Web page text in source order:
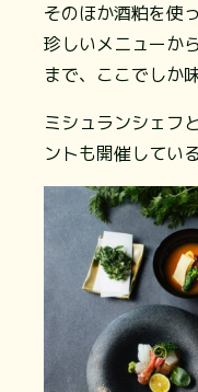
そのほか酒粕を使
珍しいメニューか
まで、ここでしか
ミシュランシェフ
ントも開催している